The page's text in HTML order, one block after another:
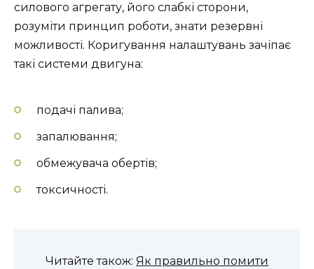
силового агрегату, його слабкі сторони,
розуміти принцип роботи, знати резервні
можливості. Коригування налаштувань зачіпає
такі системи двигуна:
подачі палива;
запалювання;
обмежувача обертів;
токсичності.
Читайте також: Як правильно помити